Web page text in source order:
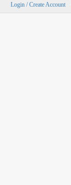
Login / Create Account